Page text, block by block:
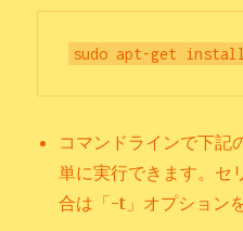
コマンドラインで下記
単に実行できます。セ
合は「-t」オプション